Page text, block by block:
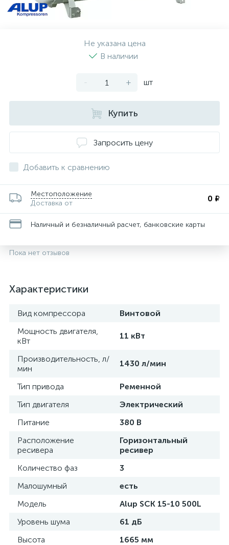
Не указана цена
В наличии
- + шт
Купить
Запросить цену
Добавить к сравнению
Местоположение
Доставка от
0 ₽
Наличный и безналичный расчет, банковские карты
Пока нет отзывов
Характеристики
Вид компрессора
Винтовой
Мощность двигателя,
кВт
11 кВт
Производительность, л/
мин
1430 л/мин
Тип привода
Ременной
Тип двигателя
Электрический
Питание
380 В
Расположение
ресивера
Горизонтальный
ресивер
Количество фаз
3
Малошумный
есть
Модель
Alup SCK 15-10 500L
Уровень шума
61 дБ
Высота
1665 мм